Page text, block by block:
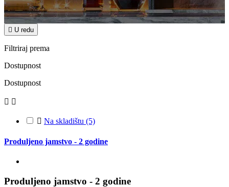
 U redu
Filtriraj prema
Dostupnost
Dostupnost
 
 Na skladištu (5)
Produljeno jamstvo - 2 godine
Produljeno jamstvo - 2 godine